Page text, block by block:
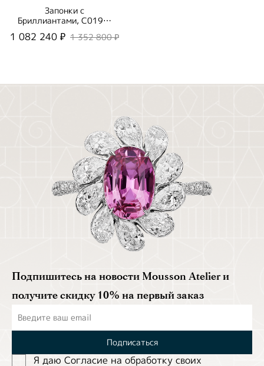
Запонки с
Бриллиантами, C0190-
2/7
1 082 240 ₽ 1 352 800 ₽
Подпишитесь на новости Mousson Atelier и
получите скидку 10% на первый заказ
Подписаться
Я даю Согласие на обработĸу своих